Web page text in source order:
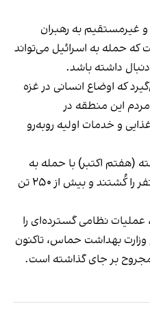
غیرمستقیم به رهبران
حمله به اسرائیل می‌تواند
داشته باشد.
که اوضاع انسانی در غزه
این منطقه در
و خدمات اولیه روبه‌رو
گذشته (هفتم اکتبر) با حمله به
جنوب اسرائیل حدود هزار و ۲۰۰ نفر را کُشتند و بیش از ۲۵۰ تن
عملیات نظامی گسترده‌ای را
وزارت بهداشت حماس، تاکنون